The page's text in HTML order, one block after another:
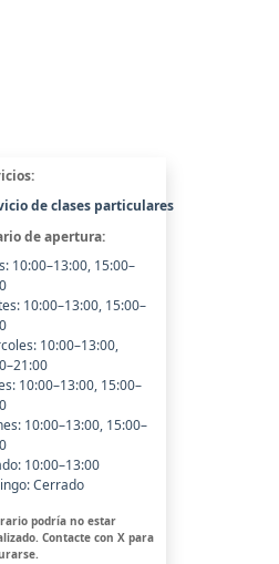
de clases particulares
de apertura:
10:00–13:00, 15:00–
10:00–13:00, 15:00–
10:00–13:00,
10:00–13:00, 15:00–
10:00–13:00, 15:00–
10:00–13:00
Cerrado
podría no estar
Contacte con X para